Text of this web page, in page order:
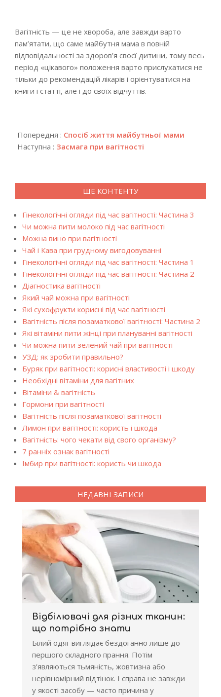
Вагітність — це не хвороба, але завжди варто
пам’ятати, що саме майбутня мама в повній
відповідальності за здоров’я своєї дитини, тому весь
період «цікавого» положення варто прислухатися не
тільки до рекомендацій лікарів і орієнтуватися на
книги і статті, але і до своїх відчуттів.
05-
09
Попередня : Спосіб життя майбутньої мами
Наступна : Засмага при вагітності
ЩЕ КОНТЕНТУ
Гінекологічні огляди під час вагітності: Частина 3
Чи можна пити молоко під час вагітності
Можна вино при вагітності
Чай і Кава при грудному вигодовуванні
Гінекологічні огляди під час вагітності: Частина 1
Гінекологічні огляди під час вагітності: Частина 2
Діагностика вагітності
Який чай можна при вагітності
Які сухофрукти корисні під час вагітності
Вагітність після позаматкової вагітності: Частина 2
Які вітаміни пити жінці при плануванні вагітності
Чи можна пити зелений чай при вагітності
УЗД: як зробити правильно?
Буряк при вагітності: корисні властивості і шкоду
Необхідні вітаміни для вагітних
Вітаміни & вагітність
Гормони при вагітності
Вагітність після позаматкової вагітності
Лимон при вагітності: користь і шкода
Вагітність: чого чекати від свого організму?
7 ранніх ознак вагітності
Імбир при вагітності: користь чи шкода
НЕДАВНІ ЗАПИСИ
Відбілювачі для різних тканин:
що потрібно знати
Білий одяг виглядає бездоганно лише до
першого складного прання. Потім
з’являються тьмяність, жовтизна або
нерівномірний відтінок. І справа не завжди
у якості засобу — часто причина у